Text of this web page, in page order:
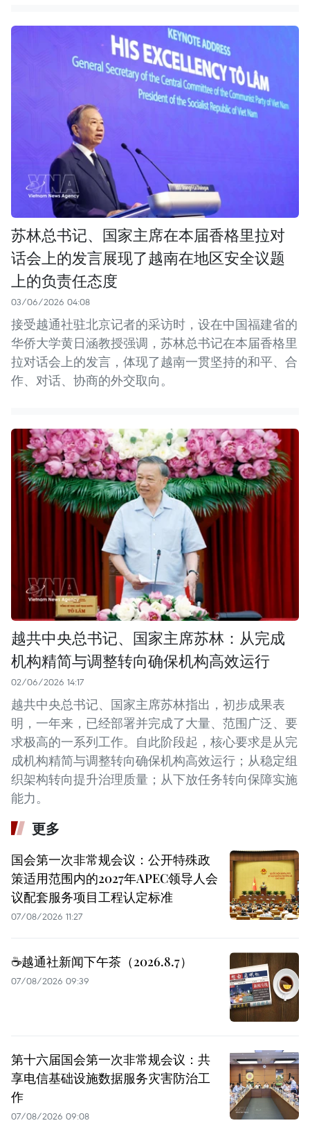
苏林总书记、国家主席在本届香格里拉对
话会上的发言展现了越南在地区安全议题
上的负责任态度
03/06/2026 04:08
接受越通社驻北京记者的采访时，设在中国福建省的
华侨大学黄日涵教授强调，苏林总书记在本届香格里
拉对话会上的发言，体现了越南一贯坚持的和平、合
作、对话、协商的外交取向。
越共中央总书记、国家主席苏林：从完成
机构精简与调整转向确保机构高效运行
02/06/2026 14:17
越共中央总书记、国家主席苏林指出，初步成果表
明，一年来，已经部署并完成了大量、范围广泛、要
求极高的一系列工作。自此阶段起，核心要求是从完
成机构精简与调整转向确保机构高效运行；从稳定组
织架构转向提升治理质量；从下放任务转向保障实施
能力。
更多
国会第一次非常规会议：公开特殊政
策适用范围内的2027年APEC领导人会
议配套服务项目工程认定标准
07/08/2026 11:27
☕️越通社新闻下午茶（2026.8.7）
07/08/2026 09:39
第十六届国会第一次非常规会议：共
享电信基础设施数据服务灾害防治工
作
07/08/2026 09:08